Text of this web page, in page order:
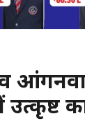
उत्कृष्ट